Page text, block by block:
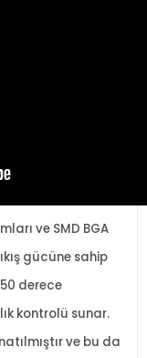
ve SMD BGA
ıkış gücüne sahip
derece
kontrolü sunar.
ve bu da